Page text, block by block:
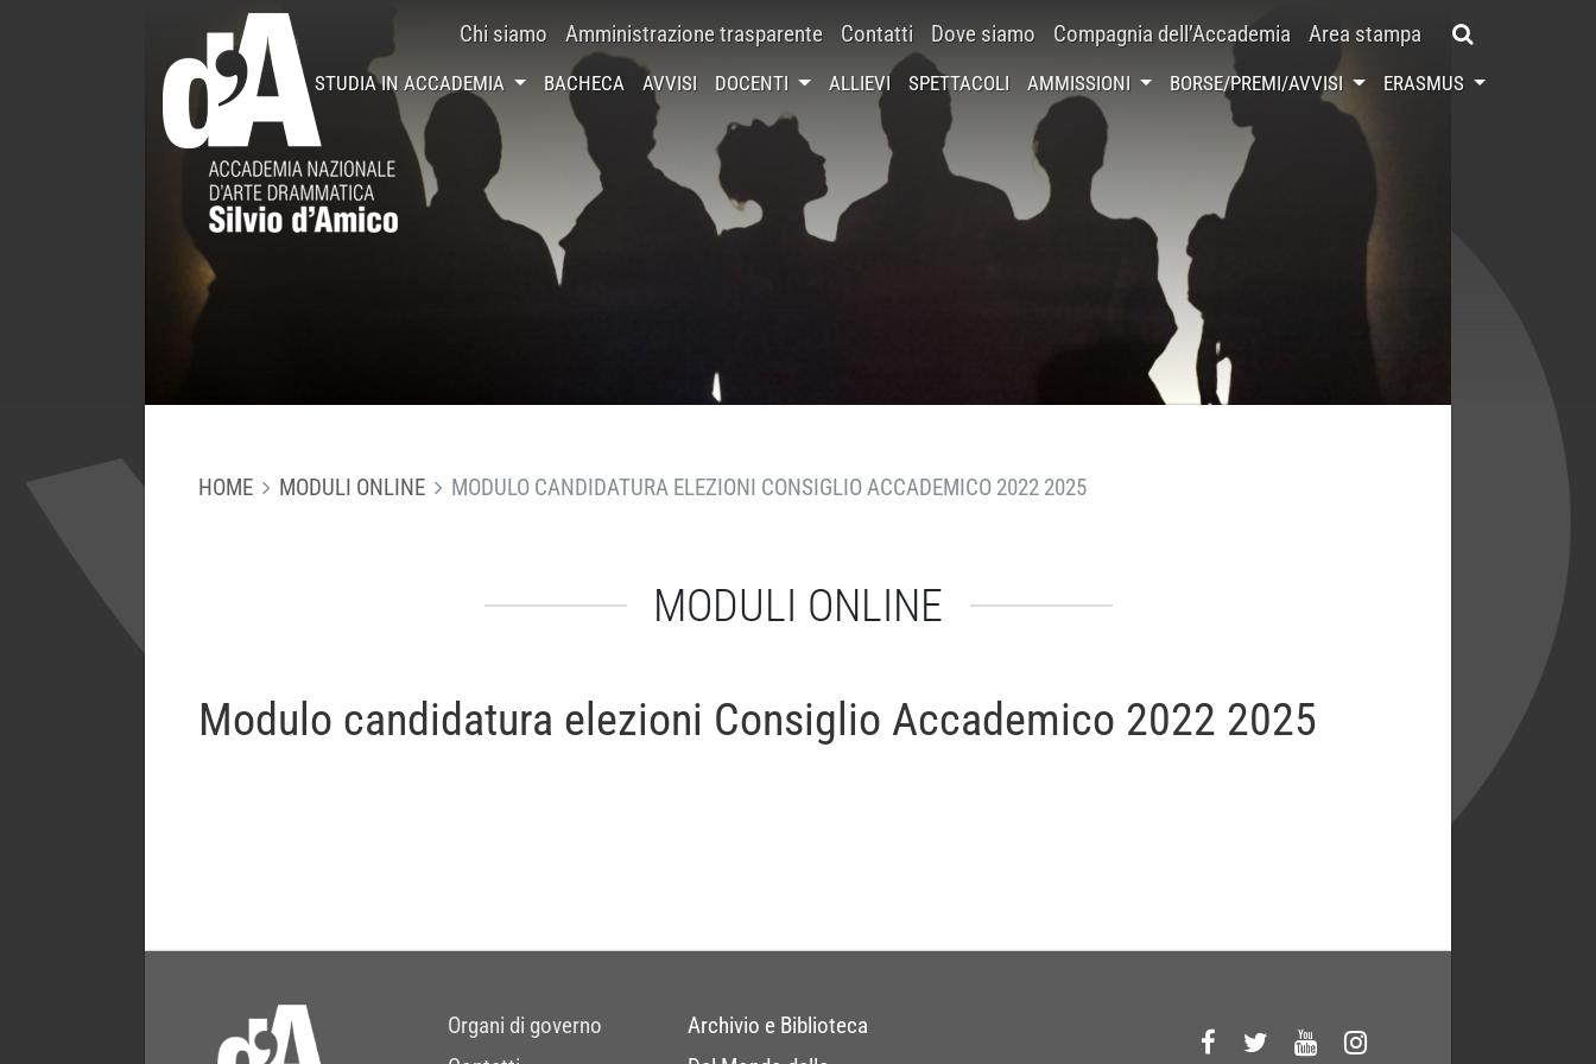
Chi siamo Amministrazione trasparente Contatti Dove siamo Compagnia dell’Accademia Area stampa
STUDIA IN ACCADEMIA BACHECA AVVISI DOCENTI ALLIEVI SPETTACOLI AMMISSIONI BORSE/PREMI/AVVISI ERASMUS
HOME MODULI ONLINE MODULO CANDIDATURA ELEZIONI CONSIGLIO ACCADEMICO 2022 2025
MODULI ONLINE
Modulo candidatura elezioni Consiglio Accademico 2022 2025
Organi di governo
Archivio e Biblioteca